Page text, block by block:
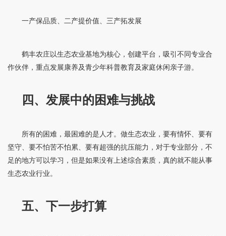
一产保品质、二产提价值、三产拓发展
鹤丰农庄以生态农业基地为核心，创建平台，吸引不同专业合
作伙伴，重点发展康养及青少年科普教育及家庭休闲亲子游。
四、发展中的困难与挑战
所有的困难，最困难的是人才。做生态农业，要有情怀、要有
坚守、要不怕苦不怕累、要有超强的抗压能力，对于专业部分，不
足的地方可以学习，但是如果没有上述综合素质，真的就不能从事
生态农业行业。
五、下一步打算